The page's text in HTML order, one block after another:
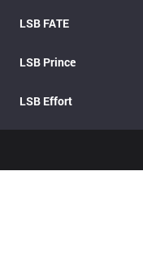
LSB FATE
LSB Prince
LSB Effort